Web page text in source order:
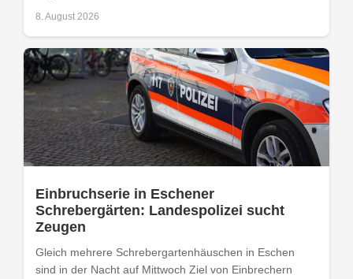
8. August 2026
Einbruchserie in Eschener
Schrebergärten: Landespolizei sucht
Zeugen
Gleich mehrere Schrebergartenhäuschen in Eschen
sind in der Nacht auf Mittwoch Ziel von Einbrechern